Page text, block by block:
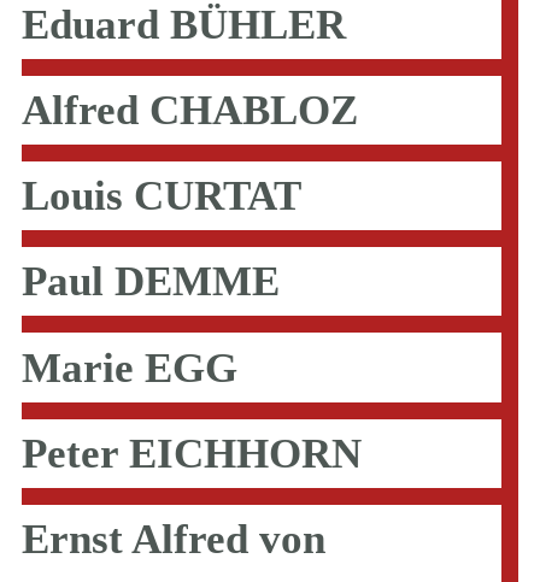
Eduard BÜHLER
Alfred CHABLOZ
Louis CURTAT
Paul DEMME
Marie EGG
Peter EICHHORN
Ernst Alfred von